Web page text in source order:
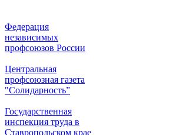
Федерация
независимых
профсоюзов России
Центральная
профсоюзная газета
"Солидарность”
Государственная
инспекция труда в
Ставропольском крае